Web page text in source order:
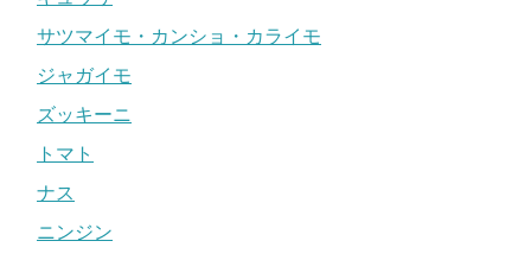
サツマイモ・カンショ・カライモ
ジャガイモ
ズッキーニ
トマト
ナス
ニンジン